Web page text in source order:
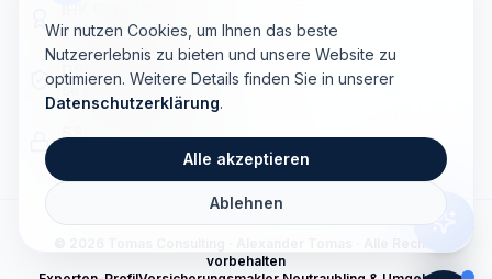
§ 34d GewO zugelassen
DSGVO Konform
Sichere Datenübertragung
vorbehalten
Wir nutzen Cookies, um Ihnen das beste
Nutzererlebnis zu bieten und unsere Website zu
optimieren. Weitere Details finden Sie in unserer
Datenschutzerklärung.
Alle akzeptieren
Ablehnen